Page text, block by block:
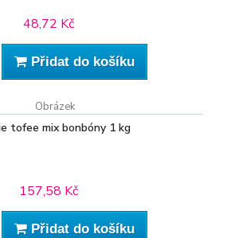
48,72 Kč
Přidat do košíku
tofee mix bonbóny 1 kg
157,58 Kč
Přidat do košíku